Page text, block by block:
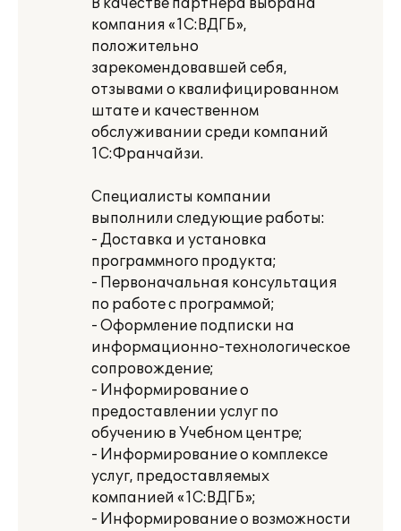
В качестве партнёра выбрана
компания «1С:ВДГБ»,
положительно
зарекомендовавшей себя,
отзывами о квалифицированном
штате и качественном
обслуживании среди компаний
1С:Франчайзи.
Специалисты компании
выполнили следующие работы:
- Доставка и установка
программного продукта;
- Первоначальная консультация
по работе с программой;
- Оформление подписки на
информационно-технологическое
сопровождение;
- Информирование о
предоставлении услуг по
обучению в Учебном центре;
- Информирование о комплексе
услуг, предоставляемых
компанией «1С:ВДГБ»;
- Информирование о возможности